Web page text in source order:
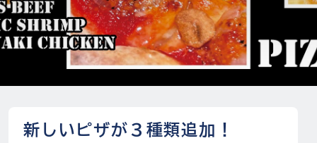
新しいピザが３種類追加！